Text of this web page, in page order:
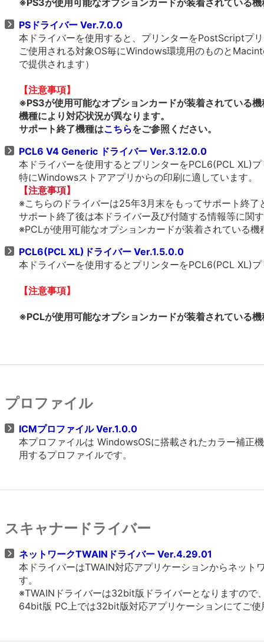
※PS3が使用可能なオプションカードが装着されている
PSドライバー Ver.7.0.0
本ドライバーを使用すると、プリンターをPostScriptプ
ご使用される対象OS毎にWindows環境用のものと
で提供されます）
【注意事項】
※PS3が使用可能なオプションカードが装着されている
機種により対応状況が異なります。
サポート終了機種はこちらをご参照ください。
PCL6 V4 Generic ドライバー Ver.3.12.0.0
本ドライバーを使用するとプリンターをPCL6(PCL XL)
特にWindowsストアアプリからの印刷に適しています。
【注意事項】
※こちらのドライバーは25年3月末をもってサポート終了
サポート終了後は本ドライバー及び付随する情報等に関
※PCLが使用可能なオプションカードが装着されている
PCL6(PCL XL)ドライバー Ver.1.5.0.0
本ドライバーを使用するとプリンターをPCL6(PCL XL)
【注意事項】
※PCLが使用可能なオプションカードが装着されている
プロファイル
ICMプロファイル Ver.1.0.0
本プロファイルは WindowsOSに搭載されたカラー補正
用するプロファイルです。
スキャナードライバー
ネットワークTWAINドライバー Ver.4.29.01
本ドライバーはTWAIN対応アプリケーションからネッ
す。
※TWAINドライバーは32bit版ドライバーとなりますの
64bit版 PC上では32bit版対応アプリケーションにてご使